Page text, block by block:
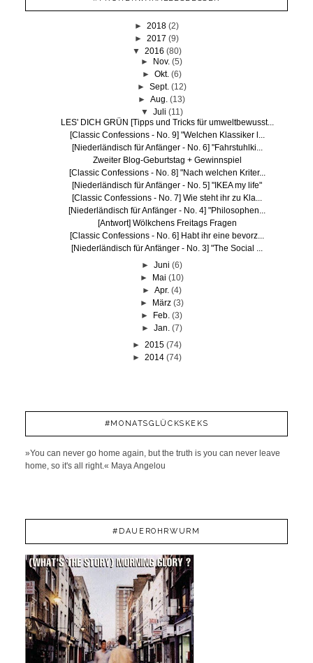
►2018 (2)
►2017 (9)
▼ 2016 (80)
►
Nov. (5)
► Okt. (6)
► Sept. (12)
►Aug. (13)
▼ Juli (11)
LES' DICH GRÜN [Tipps und Tricks für umweltbewusst...
[Classic Confessions - No. 9] "Welchen Klassiker l...
[Niederländisch für Anfänger - No. 6] "Fahrstuhlki...
Zweiter Blog-Geburtstag + Gewinnspiel
[Classic Confessions - No. 8] "Nach welchen Kriter...
[Niederländisch für Anfänger - No. 5] "IKEA my life"
[Classic Confessions - No. 7] Wie steht ihr zu Kla...
[Niederländisch für Anfänger - No. 4] "Philosophen...
[Antwort] Wölkchens Freitags Fragen
[Classic Confessions - No. 6] Habt ihr eine bevorz...
[Niederländisch für Anfänger - No. 3] "The Social ...
► Juni (6)
►
Mai (10)
► Apr. (4)
►
März (3)
►
Feb. (3)
► Jan. (7)
► 2015 (74)
► 2014 (74)
#MONATSGLÜCKSKEKS
»You can never go home again, but the truth is you can never leave
home, so it's all right.« Maya Angelou
#DAUEROHRWURM